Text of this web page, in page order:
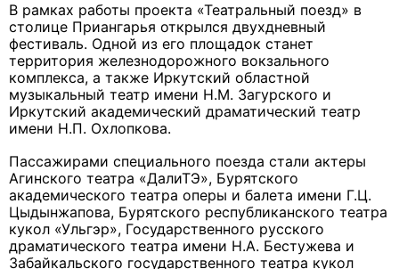
В рамках работы проекта «Театральный поезд» в
столице Приангарья открылся двухдневный
фестиваль. Одной из его площадок станет
территория железнодорожного вокзального
комплекса, а также Иркутский областной
музыкальный театр имени Н.М. Загурского и
Иркутский академический драматический театр
имени Н.П. Охлопкова.
Пассажирами специального поезда стали актеры
Агинского театра «ДалиТЭ», Бурятского
академического театра оперы и балета имени Г.Ц.
Цыдынжапова, Бурятского республиканского театра
кукол «Ульгэр», Государственного русского
драматического театра имени Н.А. Бестужева и
Забайкальского государственного театра кукол